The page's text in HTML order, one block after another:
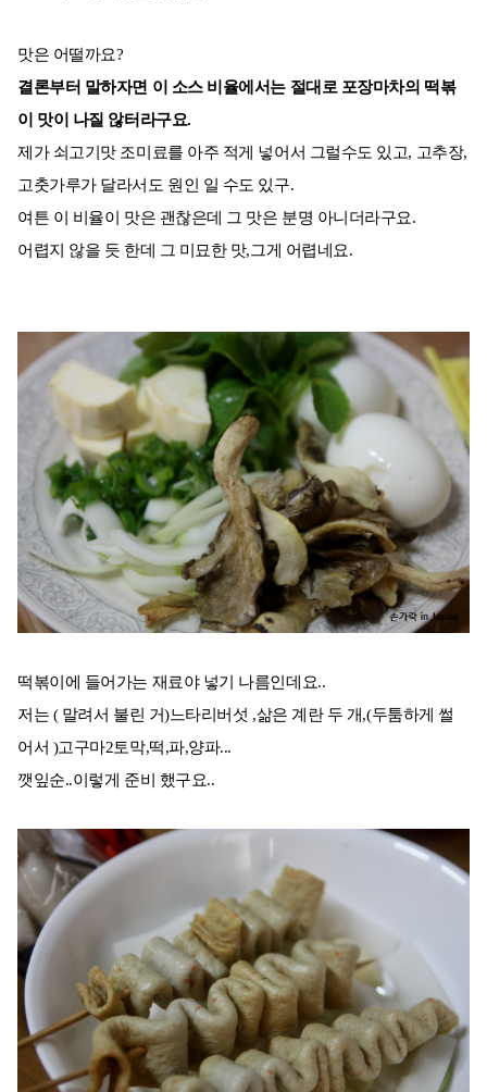
맛은 어떨까요?
결론부터 말하자면 이 소스 비율에서는 절대로 포장마차의 떡볶
이 맛이 나질 않터라구요.
제가 쇠고기맛 조미료를 아주 적게 넣어서 그럴수도 있고, 고추장,
고춧가루가 달라서도 원인 일 수도 있구.
여튼 이 비율이 맛은 괜찮은데 그 맛은 분명 아니더라구요.
어렵지 않을 듯 한데 그 미묘한 맛,그게 어렵네요.
떡볶이에 들어가는 재료야 넣기 나름인데요..
저는 ( 말려서 불린 거)느타리버섯 ,삶은 계란 두 개,(두툼하게 썰
어서 )고구마2토막,떡,파,양파...
깻잎순..이렇게 준비 했구요..